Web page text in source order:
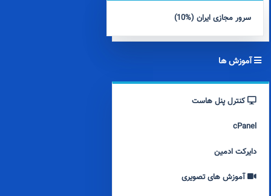
سرور مجازی ایران (%10)
آموزش ها
کنترل پنل هاست
cPanel
دایرکت ادمین
آموزش های تصویری